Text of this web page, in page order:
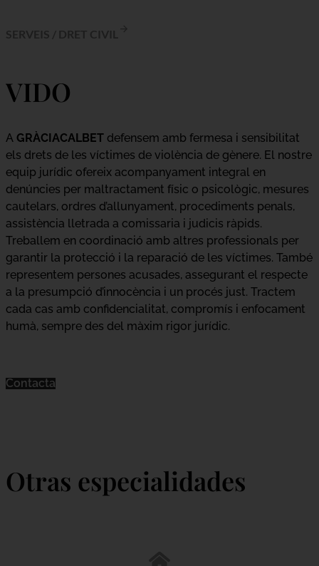
VIDO
A GRÀCIACALBET defensem amb fermesa i sensibilitat
els drets de les víctimes de violència de gènere. El nostre
equip jurídic ofereix acompanyament integral en
denúncies per maltractament físic o psicològic, mesures
cautelars, ordres d’allunyament, procediments penals,
assistència lletrada a comissaria i judicis ràpids.
Treballem en coordinació amb altres professionals per
garantir la protecció i la reparació de les víctimes. També
representem persones acusades, assegurant el respecte
a la presumpció d’innocència i un procés just. Tractem
cada cas amb confidencialitat, compromís i enfocament
humà, sempre des del màxim rigor jurídic.
Contacta
Otras especialidades